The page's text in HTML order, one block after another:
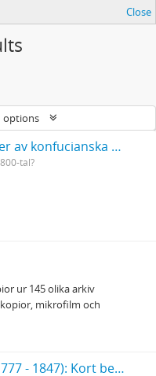
Close
options
Handtecknade bilder av konfucianska och daoistiska lärda eller heliga personer från Kina
tal?
ur 145 olika arkiv
mikrofilm och
Holmström, Eric, (1777 - 1847): Kort berättelse öfver Lappmarkens äldsta inbyggare... 1700 - 1827